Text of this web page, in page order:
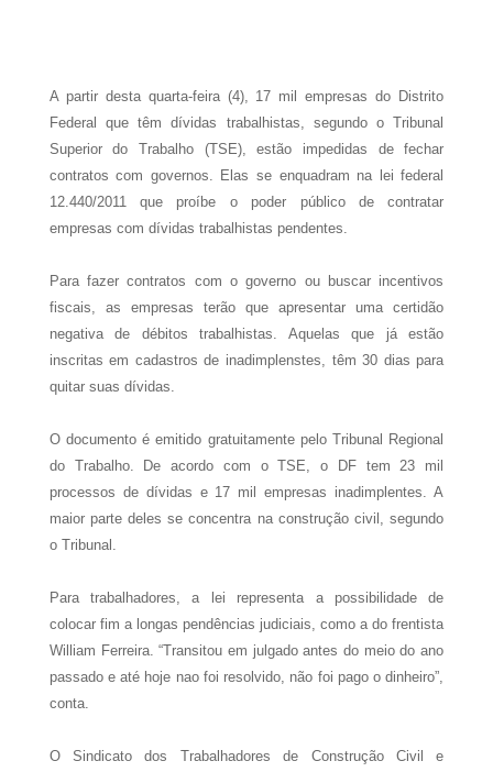
A partir desta quarta-feira (4), 17 mil empresas do Distrito
Federal que têm dívidas trabalhistas, segundo o Tribunal
Superior do Trabalho (TSE), estão impedidas de fechar
contratos com governos. Elas se enquadram na lei federal
12.440/2011 que proíbe o poder público de contratar
empresas com dívidas trabalhistas pendentes.
Para fazer contratos com o governo ou buscar incentivos
fiscais, as empresas terão que apresentar uma certidão
negativa de débitos trabalhistas. Aquelas que já estão
inscritas em cadastros de inadimplenstes, têm 30 dias para
quitar suas dívidas.
O documento é emitido gratuitamente pelo Tribunal Regional
do Trabalho. De acordo com o TSE, o DF tem 23 mil
processos de dívidas e 17 mil empresas inadimplentes. A
maior parte deles se concentra na construção civil, segundo
o Tribunal.
Para trabalhadores, a lei representa a possibilidade de
colocar fim a longas pendências judiciais, como a do frentista
William Ferreira. “Transitou em julgado antes do meio do ano
passado e até hoje nao foi resolvido, não foi pago o dinheiro”,
conta.
O Sindicato dos Trabalhadores de Construção Civil e